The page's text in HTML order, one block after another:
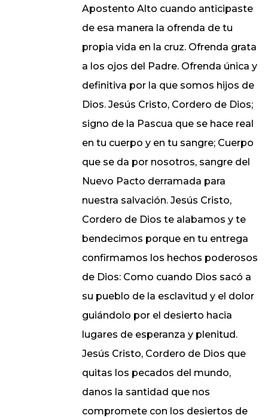
Apostento Alto cuando anticipaste
de esa manera la ofrenda de tu
propia vida en la cruz. Ofrenda grata
a los ojos del Padre. Ofrenda única y
definitiva por la que somos hijos de
Dios. Jesús Cristo, Cordero de Dios;
signo de la Pascua que se hace real
en tu cuerpo y en tu sangre; Cuerpo
que se da por nosotros, sangre del
Nuevo Pacto derramada para
nuestra salvación. Jesús Cristo,
Cordero de Dios te alabamos y te
bendecimos porque en tu entrega
confirmamos los hechos poderosos
de Dios: Como cuando Dios sacó a
su pueblo de la esclavitud y el dolor
guiándolo por el desierto hacia
lugares de esperanza y plenitud.
Jesús Cristo, Cordero de Dios que
quitas los pecados del mundo,
danos la santidad que nos
compromete con los desiertos de